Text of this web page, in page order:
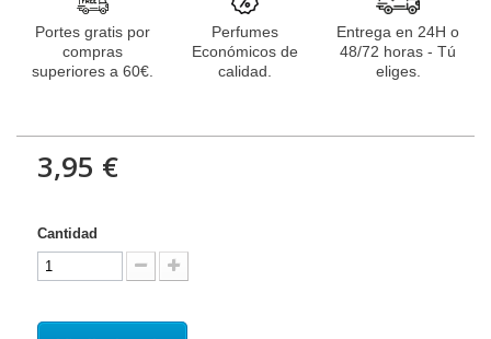
Portes gratis por
compras
superiores a 60€.
Perfumes
Económicos de
calidad.
Entrega en 24H o
48/72 horas - Tú
eliges.
3,95 €
Cantidad